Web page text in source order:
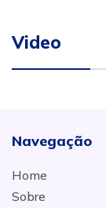
Video
Navegação
Home
Sobre